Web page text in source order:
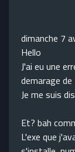
dimanche 7
Hello
J'ai eu une
demarage
Je me suis
Et? bah
L'exe que